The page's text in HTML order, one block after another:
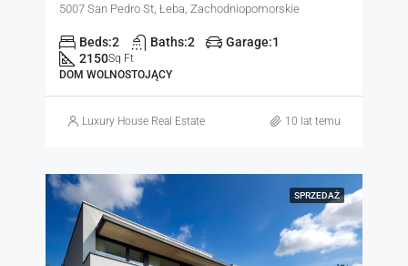
5007 San Pedro St, Łeba, Zachodniopomorskie
Beds:2 Baths:2 Garage:1
2150Sq Ft
DOM WOLNOSTOJĄCY
Luxury House Real Estate 10 lat temu
SPRZEDAŻ